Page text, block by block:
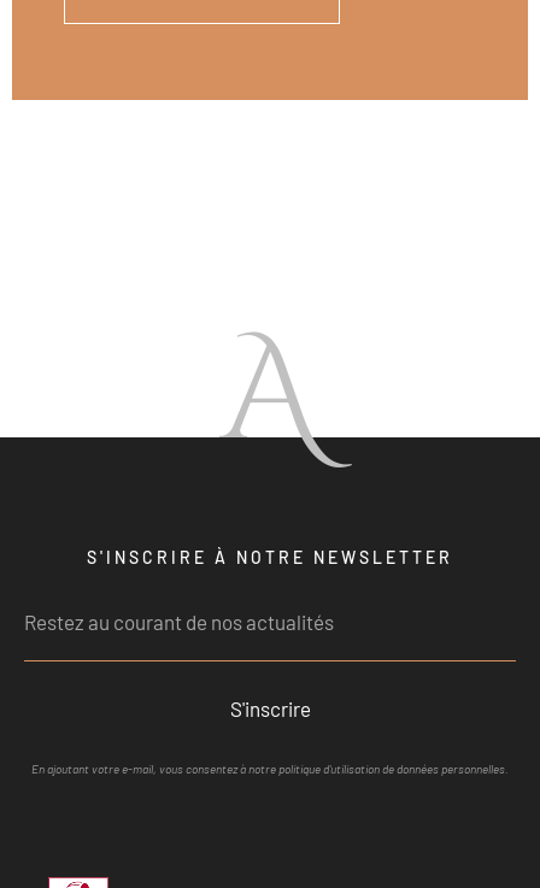
A
S'INSCRIRE À NOTRE NEWSLETTER
S'inscrire
En ajoutant votre e-mail, vous consentez à notre politique d'utilisation de données personnelles.